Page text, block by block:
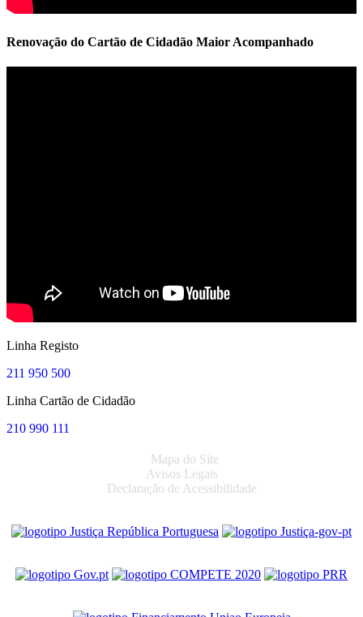
Renovação do Cartão de Cidadão Maior Acompanhado
Linha Registo
211 950 500
Linha Cartão de Cidadão
210 990 111
Mapa do Site
Avisos Legais
Declaração de Acessibilidade